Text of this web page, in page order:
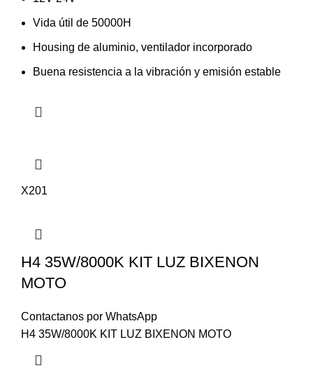
Vida útil de 50000H
Housing de aluminio, ventilador incorporado
Buena resistencia a la vibración y emisión estable
X201
H4 35W/8000K KIT LUZ BIXENON
MOTO
Contactanos por WhatsApp
H4 35W/8000K KIT LUZ BIXENON MOTO